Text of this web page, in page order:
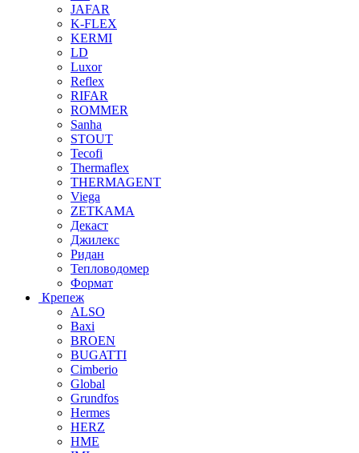
JAFAR
K-FLEX
KERMI
LD
Luxor
Reflex
RIFAR
ROMMER
Sanha
STOUT
Tecofi
Thermaflex
THERMAGENT
Viega
ZETKAMA
Декаст
Джилекс
Ридан
Тепловодомер
Формат
Крепеж
ALSO
Baxi
BROEN
BUGATTI
Cimberio
Global
Grundfos
Hermes
HERZ
HME